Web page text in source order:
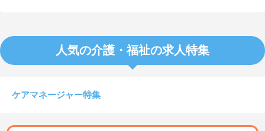
人気の介護・福祉の求人特集
ケアマネージャー特集